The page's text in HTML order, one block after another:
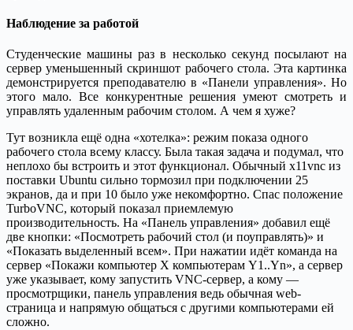
Наблюдение за работой
Студенческие машины раз в несколько секунд посылают на
сервер уменьшенный скриншот рабочего стола. Эта картинка
демонстрируется преподавателю в «Панели управления». Но
этого мало. Все конкурентные решения умеют смотреть и
управлять удаленным рабочим столом. А чем я хуже?
Тут возникла ещё одна «хотелка»: режим показа одного
рабочего стола всему классу. Была такая задача и подумал, что
неплохо бы встроить и этот функционал. Обычный x11vnc из
поставки Ubuntu сильно тормозил при подключении 25
экранов, да и при 10 было уже некомфортно. Спас положение
TurboVNC, который показал приемлемую
производительность. На «Панель управления» добавил ещё
две кнопки: «Посмотреть рабочий стол (и поуправлять)» и
«Показать выделенный всем». При нажатии идёт команда на
сервер «Покажи компьютер X компьютерам Y1..Yn», а сервер
уже указывает, кому запустить VNC-сервер, а кому —
просмотрщики, панель управления ведь обычная web-
страница и напрямую общаться с другими компьютерами ей
сложно.